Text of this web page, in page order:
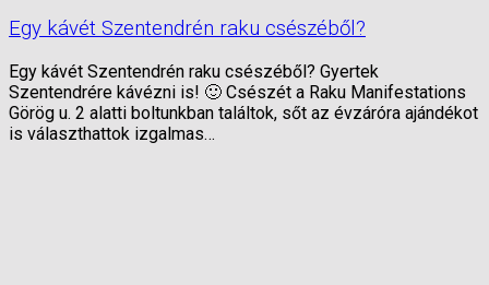
Egy kávét Szentendrén raku csészéből?
Egy kávét Szentendrén raku csészéből? Gyertek
Szentendrére kávézni is! 🙂 Csészét a Raku Manifestations
Görög u. 2 alatti boltunkban találtok, sőt az évzáróra ajándékot
is választhattok izgalmas…